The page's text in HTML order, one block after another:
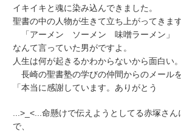
イキイキと魂に染み込んできました。
聖書の中の人物が生きて立ち上がってきます
「アーメン ソーメン 味噌ラーメン」
なんて言っていた男がですよ。
人生は何が起きるかわからないから面白い。
長崎の聖書塾の学びの仲間からのメール
「本当に感謝しています。ありがとう
...>_<...命懸けで伝えようとしてる赤塚さ
で、